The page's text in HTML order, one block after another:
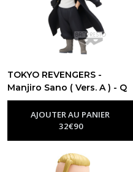
TOKYO REVENGERS -
Manjiro Sano ( Vers. A ) - Q
Posket 14cm-Figurine Tokyo
RevengersAJOUTER AU PANIER
32€90